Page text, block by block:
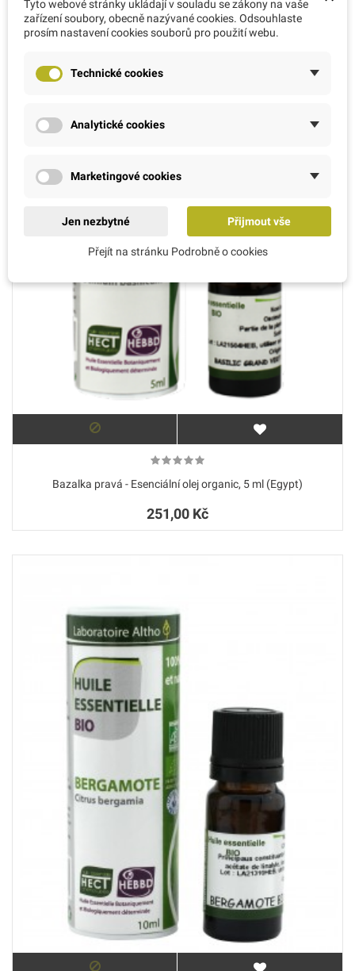
Bazalka pravá - Esenciální olej organic, 5 ml (Egypt)
251,00 Kč
Tyto webové stránky ukládají v souladu se zákony na vaše
zařízení soubory, obecně nazývané cookies. Odsouhlaste
prosím nastavení cookies souborů pro použití webu.
Technické cookies
Analytické cookies
Marketingové cookies
Jen nezbytné Přijmout vše
Přejít na stránku Podrobně o cookies